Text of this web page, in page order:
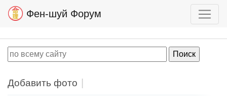
Фен-шуй Форум
Добавить фото